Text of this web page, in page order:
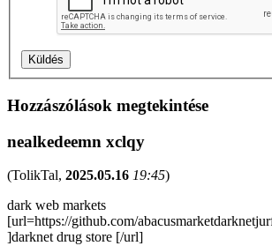
Hozzászólások megtekintése
nealkedeemn xclqy
(TolikTal, 2025.05.16 19:45)
dark web markets
[url=https://github.com/
]darknet drug store [/url]